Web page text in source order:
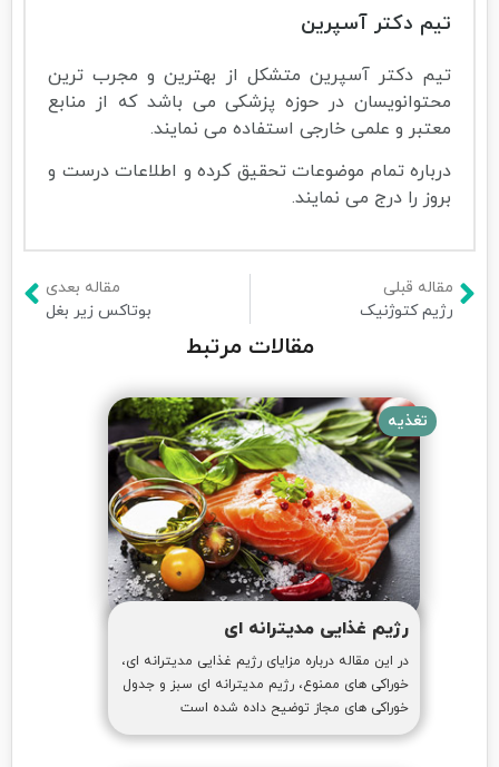
تیم دکتر آسپرین
تیم دکتر آسپرین متشکل از بهترین و مجرب ترین
محتوانویسان در حوزه پزشکی می باشد که از منابع
معتبر و علمی خارجی استفاده می نمایند.
درباره تمام موضوعات تحقیق کرده و اطلاعات درست و
بروز را درج می نمایند.
مقاله قبلی
رژیم کتوژنیک
مقاله بعدی
بوتاکس زیر بغل
مقالات مرتبط
تغذیه
رژیم غذایی مدیترانه‌ ای
در این مقاله درباره مزایای رژیم غذایی مدیترانه ای،
خوراکی های ممنوع، رژیم مدیترانه ای سبز و جدول
خوراکی های مجاز توضیح داده شده است